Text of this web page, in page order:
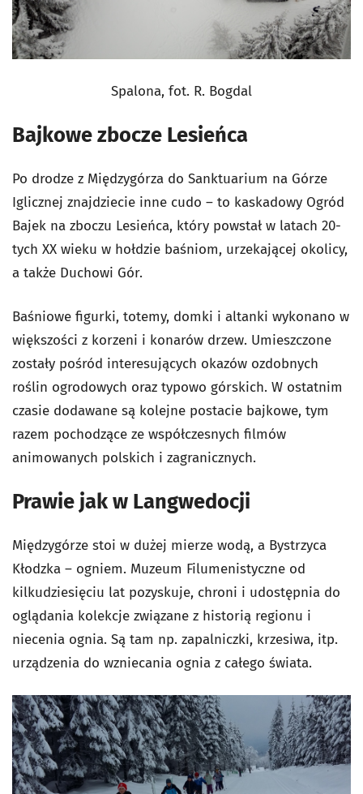
Spalona, fot. R. Bogdal
Bajkowe zbocze Lesieńca
Po drodze z Międzygórza do Sanktuarium na Górze
Iglicznej znajdziecie inne cudo – to kaskadowy Ogród
Bajek na zboczu Lesieńca, który powstał w latach 20-
tych XX wieku w hołdzie baśniom, urzekającej okolicy,
a także Duchowi Gór.
Baśniowe figurki, totemy, domki i altanki wykonano w
większości z korzeni i konarów drzew. Umieszczone
zostały pośród interesujących okazów ozdobnych
roślin ogrodowych oraz typowo górskich. W ostatnim
czasie dodawane są kolejne postacie bajkowe, tym
razem pochodzące ze współczesnych filmów
animowanych polskich i zagranicznych.
Prawie jak w Langwedocji
Międzygórze stoi w dużej mierze wodą, a Bystrzyca
Kłodzka – ogniem. Muzeum Filumenistyczne od
kilkudziesięciu lat pozyskuje, chroni i udostępnia do
oglądania kolekcje związane z historią regionu i
niecenia ognia. Są tam np. zapalniczki, krzesiwa, itp.
urządzenia do wzniecania ognia z całego świata.